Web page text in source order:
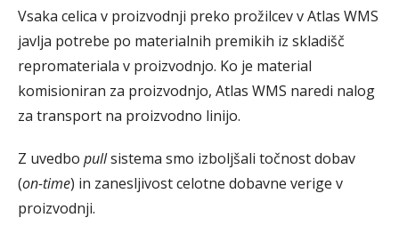
Vsaka celica v proizvodnji preko prožilcev v Atlas WMS
javlja potrebe po materialnih premikih iz skladišč
repromateriala v proizvodnjo. Ko je material
komisioniran za proizvodnjo, Atlas WMS naredi nalog
za transport na proizvodno linijo.
Z uvedbo pullsistema smo izboljšali točnost dobav
(on-time) in zanesljivost celotne dobavne verige v
proizvodnji.